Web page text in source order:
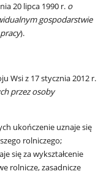
20 lipca 1990 r. o
gospodarstwie
).
Wsi z 17 stycznia 2012 r.
przez osoby
ukończenie uznaje się
rolniczego;
się za wykształcenie
rolnicze, zasadnicze